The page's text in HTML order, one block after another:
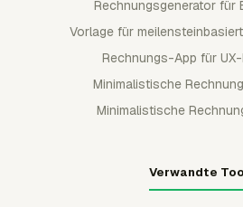
Rechnungsgenerator für
Vorlage für
Rechnungs-App für
Minimalistische
Minimalistische
Verwandte